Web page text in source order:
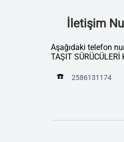
İletişim
Aşağıdaki telefon
TAŞIT
☎️ 2586131174